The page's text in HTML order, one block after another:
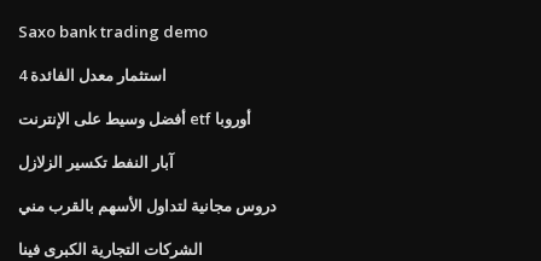
Saxo bank trading demo
4 استثمار معدل الفائدة
أفضل وسيط على الإنترنت etf أوروبا
آبار النفط تكسير الزلازل
دروس مجانية لتداول الأسهم بالقرب مني
الشركات التجارية الكبرى فينا